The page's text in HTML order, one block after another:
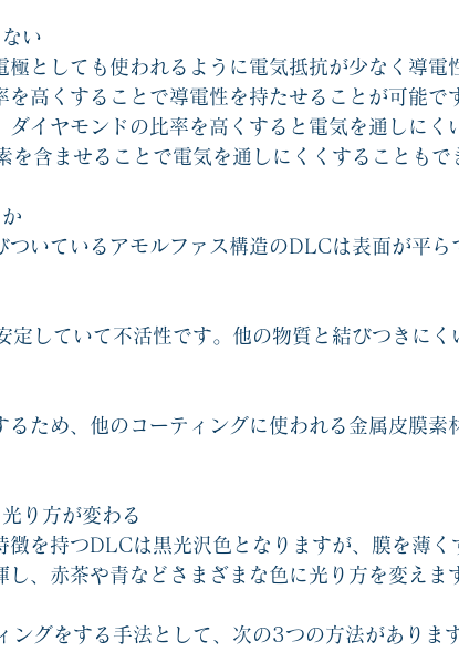
い
としても使われるように電気抵抗が少なく導電
を高くすることで導電性を持たせることが可能で
ダイヤモンドの比率を高くすると電気を通しにく
を含ませることで電気を通しにくくすることもで
いているアモルファス構造のDLCは表面が平ら
していて不活性です。他の物質と結びつきにく
ため、他のコーティングに使われる金属皮膜素
り方が変わる
を持つDLCは黒光沢色となりますが、膜を薄く
し、赤茶や青などさまざまな色に光り方を変えま
ングをする手法として、次の3つの方法があります